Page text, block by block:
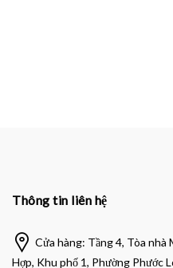
Thông tin liên hệ
Cửa hàng: Tầng 4, Tòa
Hợp, Khu phố 1, Phường Phước